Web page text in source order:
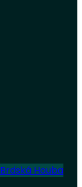
Brdská Houba